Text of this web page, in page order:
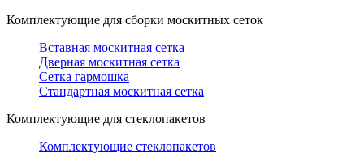
Комплектующие для сборки москитных сеток
Вставная москитная сетка
Дверная москитная сетка
Сетка гармошка
Стандартная москитная сетка
Комплектующие для стеклопакетов
Комплектующие стеклопакетов